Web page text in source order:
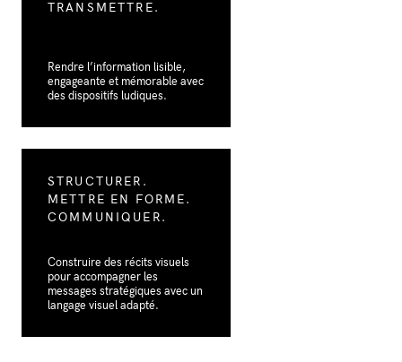
TRANSMETTRE.
Rendre l’information lisible,
engageante et mémorable avec
des dispositifs ludiques.
STRUCTURER.
METTRE EN FORME.
COMMUNIQUER.
Construire des récits visuels
pour accompagner les
messages stratégiques avec un
langage visuel adapté.